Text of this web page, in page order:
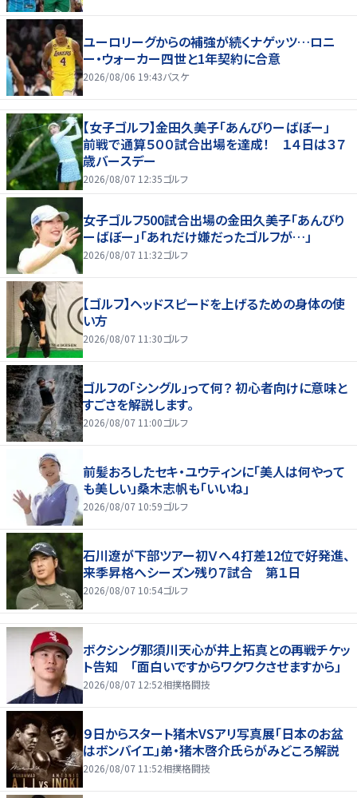
ユーロリーグからの補強が続くナゲッツ…ロニ
ー・ウォーカー四世と1年契約に合意
2026/08/06 19:43バスケ
【女子ゴルフ】金田久美子「あんびりーばぼー」
前戦で通算５００試合出場を達成！ １４日は３７
歳バースデー
2026/08/07 12:35ゴルフ
女子ゴルフ500試合出場の金田久美子「あんびり
ーばぼー」「あれだけ嫌だったゴルフが…」
2026/08/07 11:32ゴルフ
【ゴルフ】ヘッドスピードを上げるための身体の使
い方
2026/08/07 11:30ゴルフ
ゴルフの「シングル」って何？ 初心者向けに意味と
すごさを解説します。
2026/08/07 11:00ゴルフ
前髪おろしたセキ・ユウティンに「美人は何やって
も美しい」桑木志帆も「いいね」
2026/08/07 10:59ゴルフ
石川遼が下部ツアー初Ｖへ４打差12位で好発進、
来季昇格へシーズン残り７試合 第１日
2026/08/07 10:54ゴルフ
ボクシング那須川天心が井上拓真との再戦チケッ
ト告知 「面白いですからワクワクさせますから」
2026/08/07 12:52相撲格闘技
９日からスタート猪木VSアリ写真展「日本のお盆
はボンバイエ」弟・猪木啓介氏らがみどころ解説
2026/08/07 11:52相撲格闘技